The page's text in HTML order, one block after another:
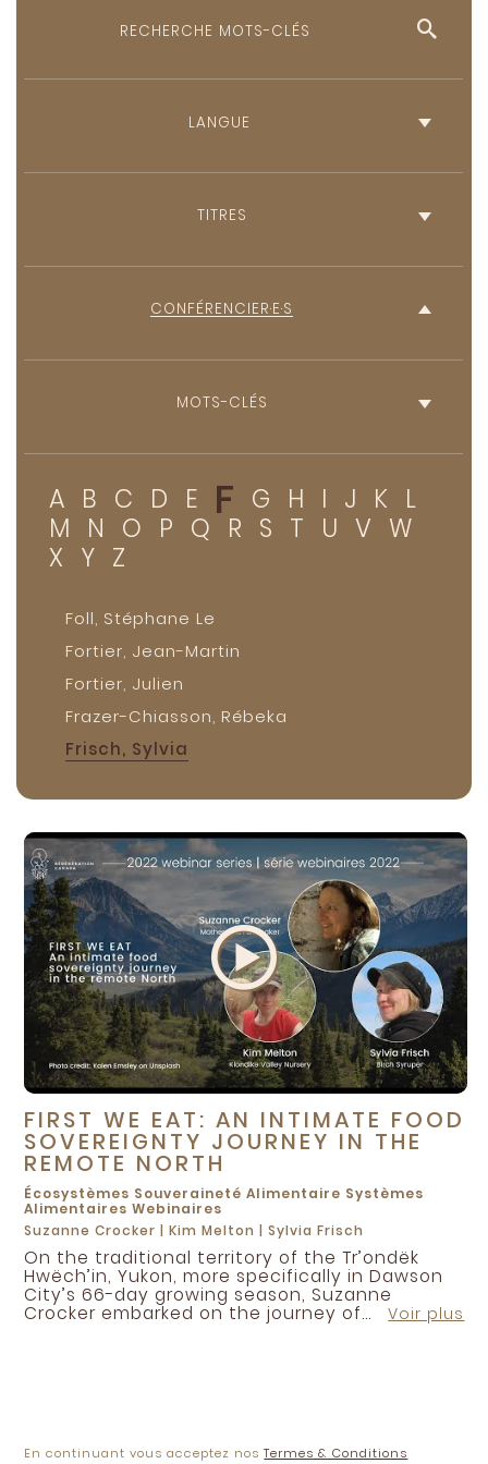
TITRES
CONFÉRENCIER·E·S
MOTS-CLÉS
A B C D E F G H I J K L
M N O P Q R S T U V W
X Y Z
Foll, Stéphane Le
Fortier, Jean-Martin
Fortier, Julien
Frazer-Chiasson, Rébeka
Frisch, Sylvia
FIRST WE EAT: AN INTIMATE FOOD
SOVEREIGNTY JOURNEY IN THE
REMOTE NORTH
Écosystèmes Souveraineté Alimentaire Systèmes
Alimentaires Webinaires
Suzanne Crocker |Kim Melton |Sylvia Frisch
On the traditional territory of the Tr’ondëk
Hwëch’in, Yukon, more specifically in Dawson
City’s 66-day growing season, Suzanne
Crocker embarked on the journey of...Voir plus
En continuant vous acceptez nosTermes & Conditions